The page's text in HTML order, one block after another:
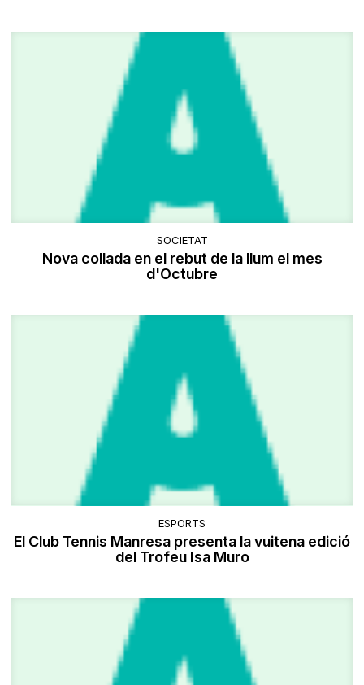
SOCIETAT
Nova collada en el rebut de la llum el mes
d'Octubre
ESPORTS
El Club Tennis Manresa presenta la vuitena edició
del Trofeu Isa Muro